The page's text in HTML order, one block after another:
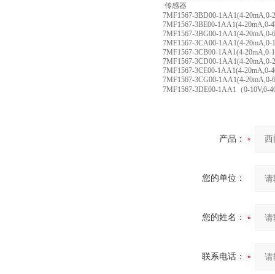
传感器
7MF1567-3BD00-1AA1(4-20mA,0-
7MF1567-3BE00-1AA1(4-20mA,0-
7MF1567-3BG00-1AA1(4-20mA,0-
7MF1567-3CA00-1AA1(4-20mA,0-
7MF1567-3CB00-1AA1(4-20mA,0-
7MF1567-3CD00-1AA1(4-20mA,0-
7MF1567-3CE00-1AA1(4-20mA,0-
7MF1567-3CG00-1AA1(4-20mA,0-
7MF1567-3DE00-1AA1（0-10V,0-
产品：
您的单位：
您的姓名：
联系电话：